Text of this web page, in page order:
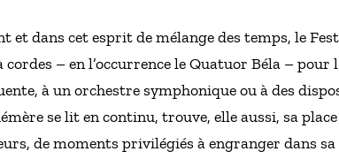
et dans cet esprit de mélange des temps, le
– en l’occurrence le Quatuor Béla – pour
à un orchestre symphonique ou à des
se lit en continu, trouve, elle aussi, sa
de moments privilégiés à engranger dans